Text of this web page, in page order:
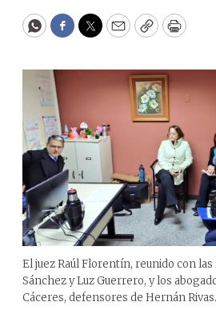
WhatsApp
Facebook
Twitter
EmailCopyPrint
El juez Raúl Florentín, reunido con
Sánchez y Luz Guerrero, y los
Cáceres, defensores de Hernán Rivas.